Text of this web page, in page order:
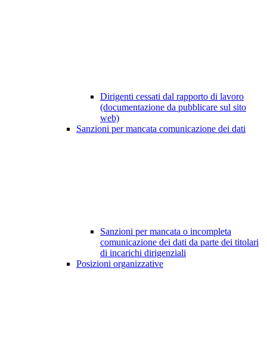
Dirigenti cessati dal rapporto di lavoro
(documentazione da pubblicare sul sito
web)
Sanzioni per mancata comunicazione dei dati
Sanzioni per mancata o incompleta
comunicazione dei dati da parte dei titolari
di incarichi dirigenziali
Posizioni organizzative